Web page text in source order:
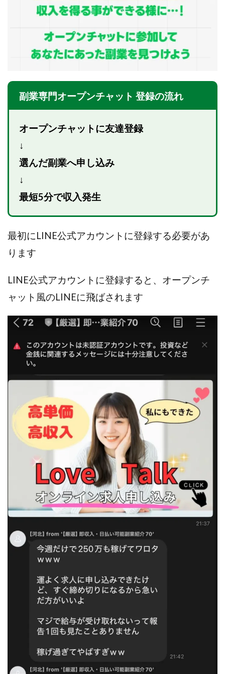
副業専門オープンチャット 登録の流れ
オープンチャットに友達登録
↓
選んだ副業へ申し込み
↓
最短5分で収入発生
最初にLINE公式アカウントに登録する必要があ
ります
LINE公式アカウントに登録すると、オープンチ
ャット風のLINEに飛ばされます
Lisa Makoto Honda
LEMON(レモン)
MASA
Master Piece運営事務局
Masters Bank(マスターズバンク)
MAXIM(マクシム)
MGB COMPANY(エムジーピーカンパニー)
MIBC
MIDAS(ミダス)
Life Lead運営事務局
Layla
FREELANCE運営事務局
GRAND SLAM(グランドスラム)
FRONTIER(フロンティア)
FX
FX GO tap
FX鬼の手
GAFAシステム
HPR株式会社
HYBRID(ハイブリッド)
ITS合同会社
JOURNEY（ジャーニー）
JUPITER運営事務局
Katsutoshi Kumakura
KOJI
KOUTAROU TOMITA
五十嵐レオン
五十嵐瑛太
五十嵐真也
井上瑞希
井上裕貴 井口晃
今すぐ始める副業革命
今瀬 健二
久野愛実
伊東みさき
伊東弘人
伊藤 弘人
会社名 合同会社paradiz
佐藤健
佐藤彰洋 二宮瑛士
久保夕貴
佐藤竜
中山 浩昴 三上功太
三上夏治
三宅常雄
三浦健一 上原真琴
上山 大利
下田隆
世界一カンタンなFXの稼ぎ方
中悠太 丸山 徹 中本英
中村健吾
中村友也 中村洸一
中村陽
中田光治
中谷司 中野
中野 友貴
佐藤由規
佐藤隆司
一般財団法人日本投資家育成機構
合同会社Artemis
加藤陸
加藤隆伸
動画を見てGET
動画を見て報酬GET(ゲット)
北野毅
即金アプリを無料ダウンロードして毎日30
古賀稜
加藤浩司
合同会社blue
合同会社CMP
合同会社Fans
合同会社first
合同会社Like Factory
合同会社Smile
合同会社ST
合同会社start moving
写真を選んで収益GET
億のゲームチェンジ
億の継承
億り人プロジェクト
儲けの達人FX